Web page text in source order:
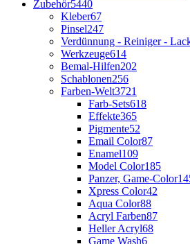
Zubehör5440
Kleber67
Pinsel247
Verdünnung - Reiniger -
Werkzeuge614
Bemal-Hilfen202
Schablonen256
Farben-Welt3721
Farb-Sets618
Effekte365
Pigmente52
Email Color87
Enamel109
Model Color185
Panzer, Game-Color
Xpress Color42
Aqua Color88
Acryl Farben87
Heller Acryl68
Game Wash6